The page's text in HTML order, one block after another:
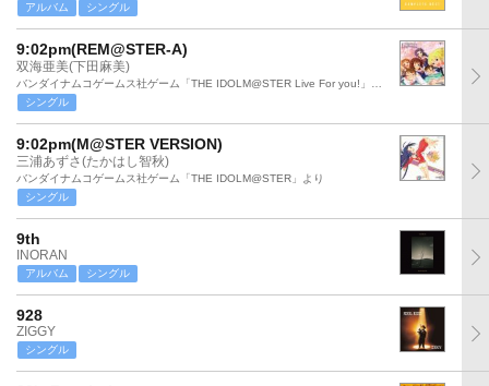
アルバム シングル
9:02pm(REM@STER-A)
双海亜美(下田麻美)
シングル
9:02pm(M@STER VERSION)
三浦あずさ(たかはし智秋)
バンダイナムコゲームス社ゲーム「THE IDOLM@STER」より
シングル
9th
INORAN
アルバム シングル
928
ZIGGY
シングル